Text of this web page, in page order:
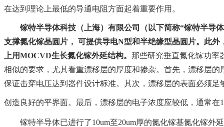
在达到理论上最低的导通电阻方面起着重要作用。
镓特半导体科技（上海）有限公司（以下简称“镓特半导
支撑氮化镓晶圆片， 可提供导电N型和半绝缘型晶圆片。此外
上用MOCVD生长氮化镓外延结构。 那些研究垂直氮化镓功率
相似的要求，尤其看重漂移层的厚度和掺杂。首先，漂移层的
保证击穿电压达到器件设计标准。其次，漂移层的表面必须足
创造良好的平界面。最后，漂移层的电子浓度应较低，通常在
镓特半导体已进行了10um至20um厚的氮化镓基氮化镓外